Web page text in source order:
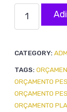
Planilha
Orçamento
quantidade
CATEGORY:
TAGS:
ORÇAMENTO
ORÇAMENTO
ORÇAMENTO